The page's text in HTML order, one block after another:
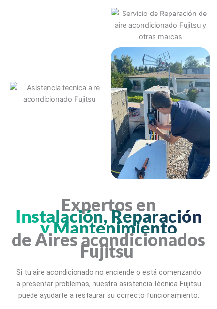
Expertos en
Instalación, Reparación
y Mantenimiento
de Aires acondicionados
Fujitsu
Si tu aire acondicionado no enciende o está comenzando
a presentar problemas, nuestra asistencia técnica Fujitsu
puede ayudarte a restaurar su correcto funcionamiento.